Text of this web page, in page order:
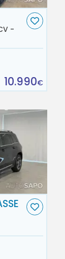
-
10.990€